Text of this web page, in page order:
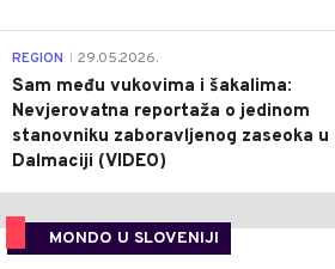
REGION 29.05.2026.
Sam među vukovima i šakalima:
Nevjerovatna reportaža o jedinom
stanovniku zaboravljenog zaseoka u
Dalmaciji (VIDEO)
MONDO U SLOVENIJI